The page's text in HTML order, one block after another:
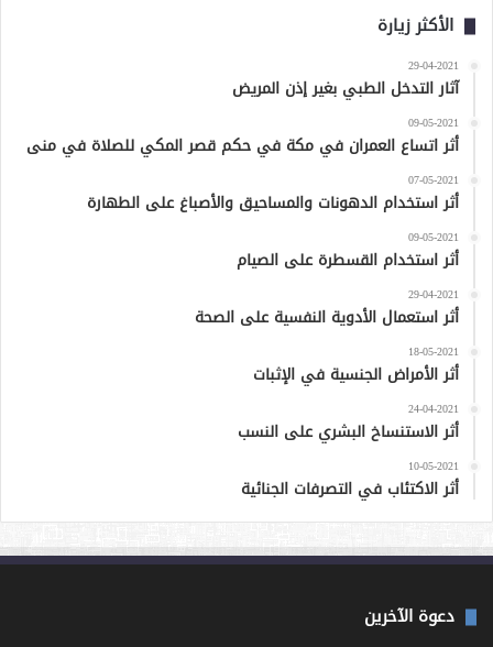
الأكثر زيارة
29-04-2021
آثار التدخل الطبي بغير إذن المريض
09-05-2021
أثر اتساع العمران في مكة في حكم قصر المكي للصلاة في منى
07-05-2021
أثر استخدام الدهونات والمساحيق والأصباغ على الطهارة
09-05-2021
أثر استخدام القسطرة على الصيام
29-04-2021
أثر استعمال الأدوية النفسية على الصحة
18-05-2021
أثر الأمراض الجنسية في الإثبات
24-04-2021
أثر الاستنساخ البشري على النسب
10-05-2021
أثر الاكتئاب في التصرفات الجنائية
دعوة الآخرين